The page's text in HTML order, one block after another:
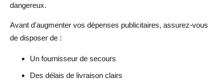
dangereux.
Avant d'augmenter vos dépenses publicitaires, assurez-vous
de disposer de :
Un fournisseur de secours
Des délais de livraison clairs